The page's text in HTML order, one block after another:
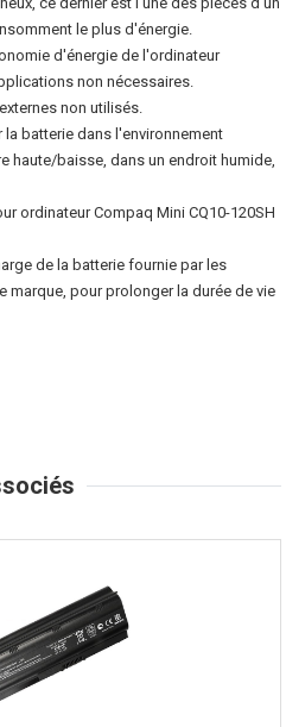
le plus d'énergie.
d'énergie de l'ordinateur
non nécessaires.
non utilisés.
batterie dans l'environnement
haute/baisse, dans un endroit humide,
ordinateur Compaq Mini CQ10-120SH
de la batterie fournie par les
marque, pour prolonger la durée de vie